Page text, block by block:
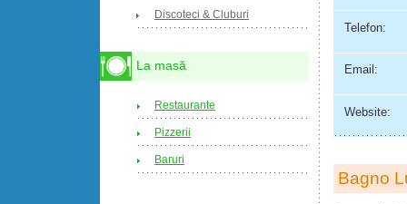
Telefon:
Email:
Website:
Bagno
Discoteci & Cluburi
La masă
Restaurante
Pizzerii
Baruri